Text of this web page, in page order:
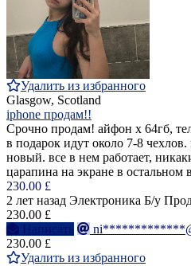
Удалить из избранного
Glasgow, Scotland
iphone продам!!
Срочно продам! айфон х 64гб,
в подарок идут около 7-8
новый. все в нем работает,
царапина на экране в остальном
230.00 £
2 лет назад Электроника Б/у
230.00 £
Написать
230.00 £
Удалить из избранного